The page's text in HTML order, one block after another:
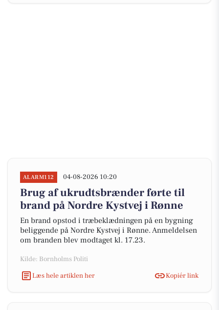
ALARM112 04-08-2026 10:20
Brug af ukrudtsbrænder førte til
brand på Nordre Kystvej i Rønne
En brand opstod i træbeklædningen på en bygning
beliggende på Nordre Kystvej i Rønne. Anmeldelsen
om branden blev modtaget kl. 17.23.
Kilde: Bornholms Politi
Læs hele artiklen her
Kopiér link